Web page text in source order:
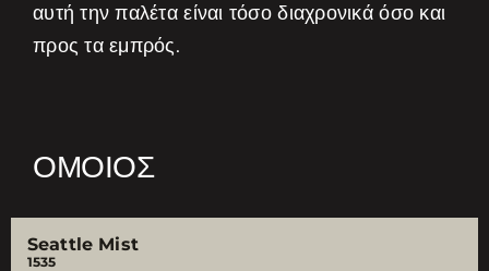
αυτή την παλέτα είναι τόσο διαχρονικά όσο και
προς τα εμπρός.
ΌΜΟΙΟΣ
Seattle Mist
1535